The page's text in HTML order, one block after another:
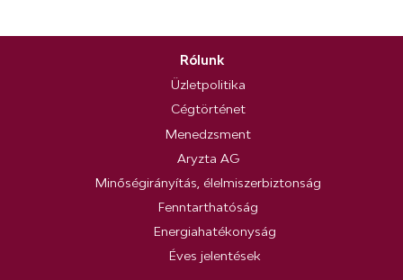
Rólunk
Üzletpolitika
Cégtörténet
Menedzsment
Aryzta AG
Minőségirányítás, élelmiszerbiztonság
Fenntarthatóság
Energiahatékonyság
Éves jelentések